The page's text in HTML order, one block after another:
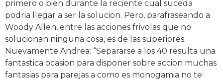
primero o bien durante la reciente cual suceda
podria llegar a ser la solucion. Pero, parafraseando a
Woody Allen, entre las acciones frivolas que no
solucionan ninguna cosa, es de las superiores.
Nuevamente Andrea: “Separarse a los 40 resulta una
fantastica ocasion para disponer sobre accion muchas
fantasias para parejas a como es monogamia no te